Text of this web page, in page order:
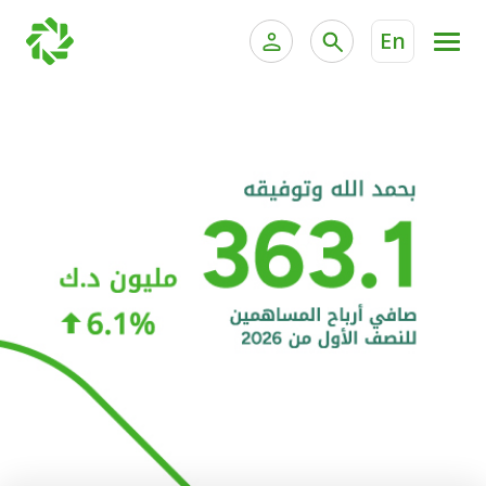
En
الخدمات المصرفية الإلكترونية للشركات
خدمة "بيتك" للتداول الإلكتروني
الحسابات المصرفية
البطاقات
"برامج العملاء"